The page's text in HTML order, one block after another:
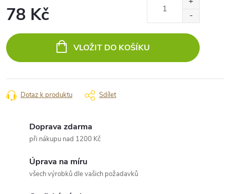
78 Kč
cena:
VLOŽIT DO KOŠÍKU
Dotaz k produktu Sdílet
Doprava zdarma
při nákupu nad 1200 Kč
Úprava na míru
všech výrobků dle vašich požadavků